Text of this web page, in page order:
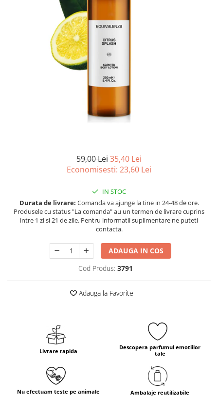
Ulei pentru barba
59,00 Lei35,40 Lei
Economisesti: 23,60 Lei
IN STOC
Durata de livrare: Comanda va ajunge la tine in 24-48 de ore.
Produsele cu status "La comanda" au un termen de livrare cuprins
intre 1 zi si 21 de zile. Pentru informatii suplimentare ne puteti
contacta.
ADAUGA IN COS
Cod Produs: 3791
Adauga la Favorite
Livrare rapida
Descopera parfumul emotiilor
tale
Nu efectuam teste pe animale Ambalaje reutilizabile